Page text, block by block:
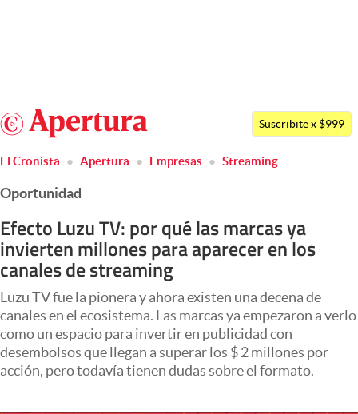
Argentina
Members
Economía y Política
Finanzas y Mercados
Negocios
Columnistas
Otras secciones
Apertura
Infotechnology
Suscribite x $999
El Cronista Apertura Empresas Streaming
Oportunidad
Efecto Luzu TV: por qué las marcas ya
invierten millones para aparecer en los
canales de streaming
Luzu TV fue la pionera y ahora existen una decena de
canales en el ecosistema. Las marcas ya empezaron a verlo
como un espacio para invertir en publicidad con
desembolsos que llegan a superar los $ 2 millones por
acción, pero todavía tienen dudas sobre el formato.